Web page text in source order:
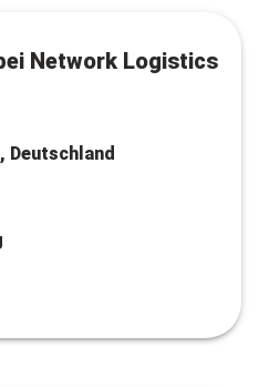
Network Logistics
Deutschland